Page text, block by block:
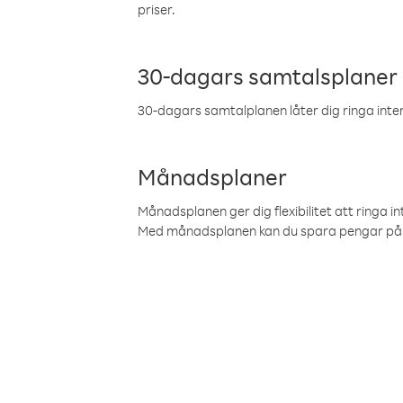
priser.
30-dagars samtalsplaner
30-dagars samtalplanen låter dig ringa
Månadsplaner
Månadsplanen ger dig flexibilitet att ringa
Med månadsplanen kan du spara pengar